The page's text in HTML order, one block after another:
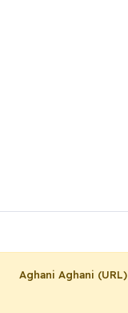
Aghani Aghani (URL)